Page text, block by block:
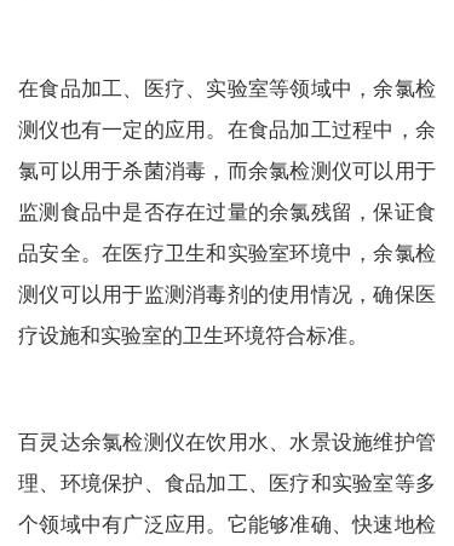
在食品加工、医疗、实验室等领域中，余氯检
测仪也有一定的应用。在食品加工过程中，余
氯可以用于杀菌消毒，而余氯检测仪可以用于
监测食品中是否存在过量的余氯残留，保证食
品安全。在医疗卫生和实验室环境中，余氯检
测仪可以用于监测消毒剂的使用情况，确保医
疗设施和实验室的卫生环境符合标准。
百灵达余氯检测仪在饮用水、水景设施维护管
理、环境保护、食品加工、医疗和实验室等多
个领域中有广泛应用。它能够准确、快速地检